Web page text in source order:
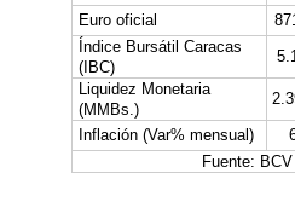
Euro oficial
Índice Bursátil Caracas
(IBC)
Liquidez Monetaria
(MMBs.)
Inflación (Var% mensual)
Fuente: